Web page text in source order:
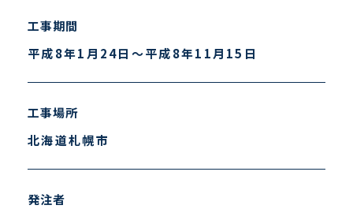
工事期間
平成8年1月24日～平成8年11月15日
工事場所
北海道札幌市
発注者